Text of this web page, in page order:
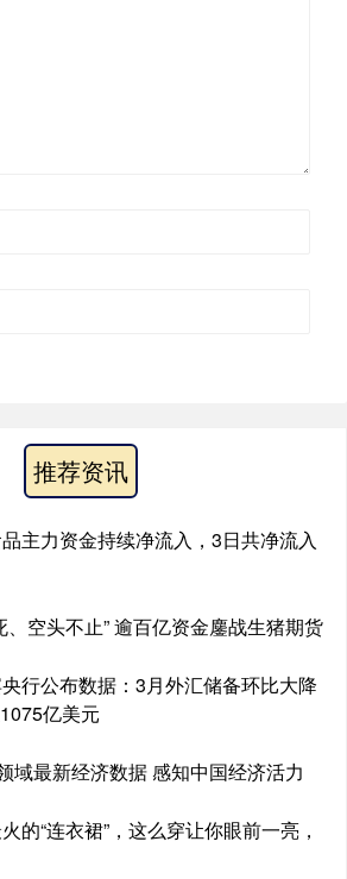
推荐资讯
主力资金持续净流入，3日共净流入
、空头不止” 逾百亿资金鏖战生猪期货
行公布数据：3月外汇储备环比大降
亿美元
域最新经济数据 感知中国经济活力
的“连衣裙”，这么穿让你眼前一亮，